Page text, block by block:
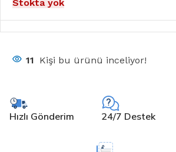
Stokta yok
11 Kişi bu ürünü inceliyor!
Hızlı Gönderim 24/7 Destek